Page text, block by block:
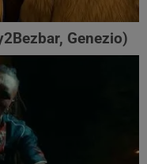
Genezio)